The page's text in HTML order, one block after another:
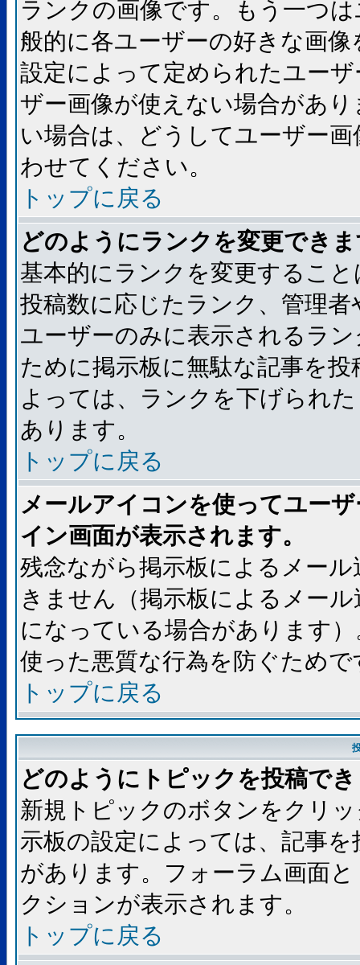
ランクの画像です。もう一つ
般的に各ユーザーの好きな画
設定によって定められたユー
ザー画像が使えない場合があ
い場合は、どうしてユーザー
わせてください。
トップに戻る
どのようにランクを変更でき
基本的にランクを変更するこ
投稿数に応じたランク、管理
ユーザーのみに表示されるラ
ために掲示板に無駄な記事を
よっては、ランクを下げられ
あります。
トップに戻る
メールアイコンを使ってユー
イン画面が表示されます。
残念ながら掲示板によるメー
きません（掲示板によるメー
になっている場合があります
使った悪質な行為を防ぐためで
トップに戻る
どのようにトピックを投稿で
新規トピックのボタンをクリ
示板の設定によっては、記事
があります。フォーラム画面
クションが表示されます。
トップに戻る